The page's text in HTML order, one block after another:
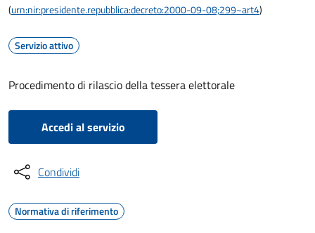
(urn:nir:presidente.repubblica:decreto:2000-09-08;299~art4)
Servizio attivo
Procedimento di rilascio della tessera elettorale
Accedi al servizio
Condividi
Normativa di riferimento